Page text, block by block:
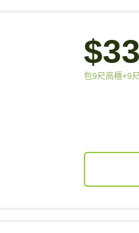
包9尺高櫃+9